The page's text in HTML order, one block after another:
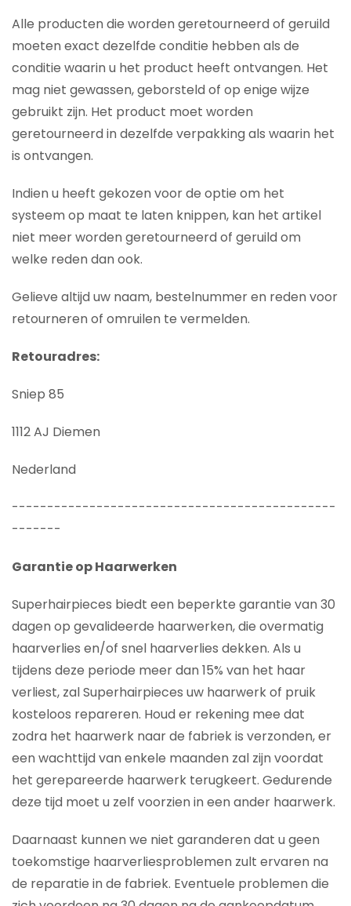
Alle producten die worden geretourneerd of geruild
moeten exact dezelfde conditie hebben als de
conditie waarin u het product heeft ontvangen. Het
mag niet gewassen, geborsteld of op enige wijze
gebruikt zijn. Het product moet worden
geretourneerd in dezelfde verpakking als waarin het
is ontvangen.
Indien u heeft gekozen voor de optie om het
systeem op maat te laten knippen, kan het artikel
niet meer worden geretourneerd of geruild om
welke reden dan ook.
Gelieve altijd uw naam, bestelnummer en reden voor
retourneren of omruilen te vermelden.
Retouradres:
Sniep 85
1112 AJ Diemen
Nederland
----------------------------------------------
-------
Garantie op Haarwerken
Superhairpieces biedt een beperkte garantie van 30
dagen op gevalideerde haarwerken, die overmatig
haarverlies en/of snel haarverlies dekken. Als u
tijdens deze periode meer dan 15% van het haar
verliest, zal Superhairpieces uw haarwerk of pruik
kosteloos repareren. Houd er rekening mee dat
zodra het haarwerk naar de fabriek is verzonden, er
een wachttijd van enkele maanden zal zijn voordat
het gerepareerde haarwerk terugkeert. Gedurende
deze tijd moet u zelf voorzien in een ander haarwerk.
Daarnaast kunnen we niet garanderen dat u geen
toekomstige haarverliesproblemen zult ervaren na
de reparatie in de fabriek. Eventuele problemen die